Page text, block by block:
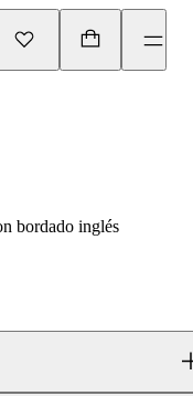
bordado inglés